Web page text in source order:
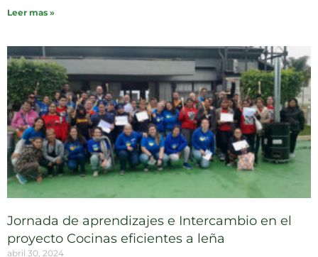
Leer mas »
Jornada de aprendizajes e Intercambio en el
proyecto Cocinas eficientes a leña
abril 30, 2024